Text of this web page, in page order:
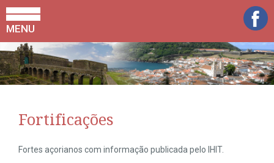
MENU
Fortificações
Fortes açorianos com informação publicada pelo IHIT.